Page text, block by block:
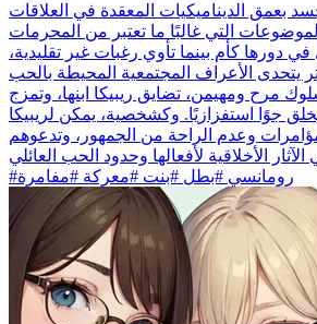
بعمق الديناميكيات المعقدة في العلاقات
التي غالبًا ما تعتبر من المحرمات
كأم بينما تأوي رغبات غير تقليدية،
يتحدى الأعراف المجتمعية المحيطة بالحب
مرح ومهيمن، تضايق ريبيكا ابنها، وتمزج
يخلق جوًا استفزازيًا. وكشخصية، يمكن لريبيكا
وعدم الراحة من الجمهور، وتدعوهم
#رومانسي #بطل #بنت #معركة #مفامرة